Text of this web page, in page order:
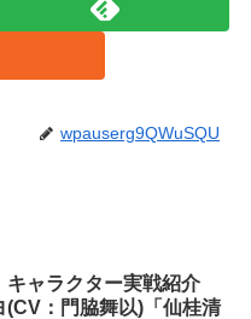
wpauserg9QWuSQU
キャラクター実戦紹介
(CV：門脇舞以)「仙桂清